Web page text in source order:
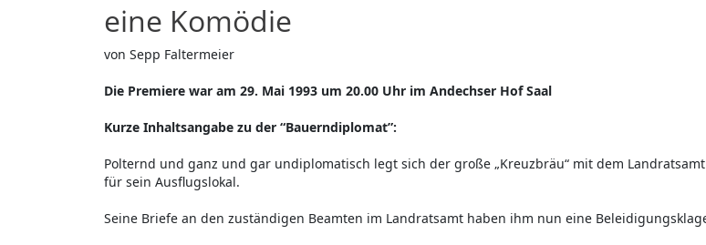
eine Komödie
von Sepp Faltermeier
Die Premiere war am 29. Mai 1993 um 20.00 Uhr im Andechser Hof Saal
Kurze Inhaltsangabe zu der “Bauerndiplomat”:
Polternd und ganz und gar undiplomatisch legt sich der große „Kreuzbräu“ mit dem
für sein Ausflugslokal.
Seine Briefe an den zuständigen Beamten im Landratsamt haben ihm nun eine